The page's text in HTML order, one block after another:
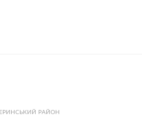
РАЙОН